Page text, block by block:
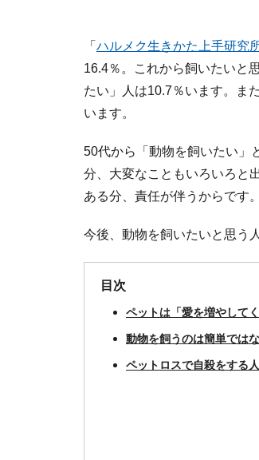
「 ハルメク生きかた上手研究
16.4％。これから飼いたいと
たい」人は10.7％います。ま
います。
50代から「動物を飼いたい」
分、大変なこともいろいろと
ある分、責任が伴うからです。
今後、動物を飼いたいと思う
目次
ペットは「愛を増やしてく
動物を飼うのは簡単では
ペットロスで自殺をする